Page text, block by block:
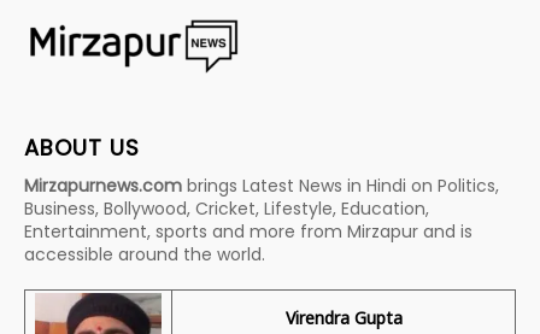
ABOUT US
Mirzapurnews.com brings Latest News in Hindi on Politics,
Business, Bollywood, Cricket, Lifestyle, Education,
Entertainment, sports and more from Mirzapur and is
accessible around the world.
Virendra Gupta